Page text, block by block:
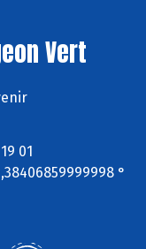
Vert
01
°